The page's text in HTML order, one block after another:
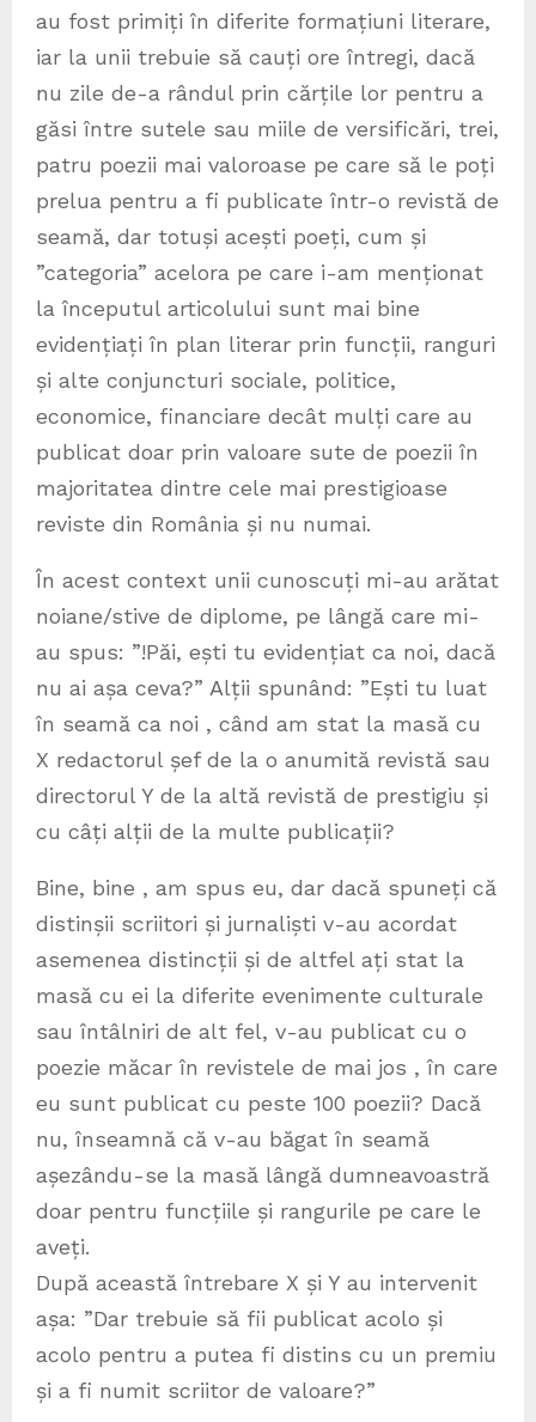
au fost primiți în diferite formațiuni literare,
iar la unii trebuie să cauți ore întregi, dacă
nu zile de-a rândul prin cărțile lor pentru a
găsi între sutele sau miile de versificări, trei,
patru poezii mai valoroase pe care să le poți
prelua pentru a fi publicate într-o revistă de
seamă, dar totuși acești poeți, cum și
”categoria” acelora pe care i-am menționat
la începutul articolului sunt mai bine
evidențiați în plan literar prin funcții, ranguri
și alte conjuncturi sociale, politice,
economice, financiare decât mulți care au
publicat doar prin valoare sute de poezii în
majoritatea dintre cele mai prestigioase
reviste din România și nu numai.
În acest context unii cunoscuți mi-au arătat
noiane/stive de diplome, pe lângă care mi-
au spus: ”!Păi, ești tu evidențiat ca noi, dacă
nu ai așa ceva?” Alții spunând: ”Ești tu luat
în seamă ca noi , când am stat la masă cu
X redactorul șef de la o anumită revistă sau
directorul Y de la altă revistă de prestigiu și
cu câți alții de la multe publicații?
Bine, bine , am spus eu, dar dacă spuneți că
distinșii scriitori și jurnaliști v-au acordat
asemenea distincții și de altfel ați stat la
masă cu ei la diferite evenimente culturale
sau întâlniri de alt fel, v-au publicat cu o
poezie măcar în revistele de mai jos , în care
eu sunt publicat cu peste 100 poezii? Dacă
nu, înseamnă că v-au băgat în seamă
așezându-se la masă lângă dumneavoastră
doar pentru funcțiile și rangurile pe care le
aveți.
După această întrebare X și Y au intervenit
așa: ”Dar trebuie să fii publicat acolo și
acolo pentru a putea fi distins cu un premiu
și a fi numit scriitor de valoare?”